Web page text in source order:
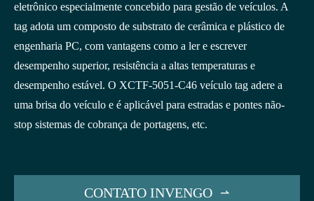
eletrônico especialmente concebido para gestão de veículos. A
tag adota um composto de substrato de cerâmica e plástico de
engenharia PC, com vantagens como a ler e escrever
desempenho superior, resistência a altas temperaturas e
desempenho estável. O XCTF-5051-C46 veículo tag adere a
uma brisa do veículo e é aplicável para estradas e pontes não-
stop sistemas de cobrança de portagens, etc.
CONTATO INVENGO 